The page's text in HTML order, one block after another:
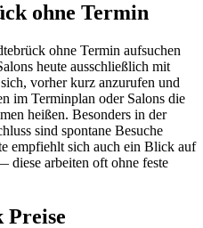
ohne Termin
ohne Termin aufsuchen
heute ausschließlich mit
vorher kurz anzurufen und
im Terminplan oder Salons die
heißen. Besonders in der
sind spontane Besuche
empfiehlt sich auch ein Blick auf
diese arbeiten oft ohne feste